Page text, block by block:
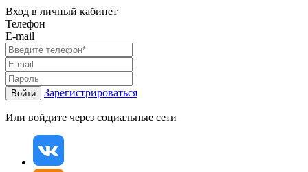
Вход в личный кабинет
Телефон
E-mail
Войти Зарегистрироваться
Или войдите через социальные сети